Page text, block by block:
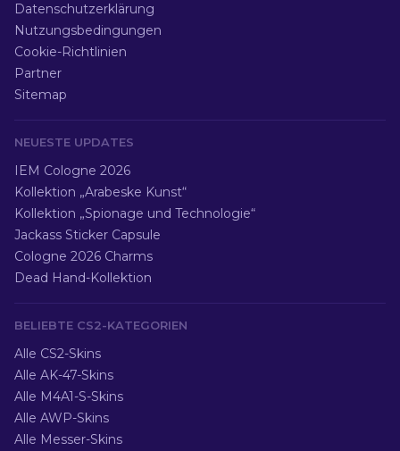
Datenschutzerklärung
Nutzungsbedingungen
Cookie-Richtlinien
Partner
Sitemap
NEUESTE UPDATES
IEM Cologne 2026
Kollektion „Arabeske Kunst“
Kollektion „Spionage und Technologie“
Jackass Sticker Capsule
Cologne 2026 Charms
Dead Hand-Kollektion
BELIEBTE CS2-KATEGORIEN
Alle CS2-Skins
Alle AK-47-Skins
Alle M4A1-S-Skins
Alle AWP-Skins
Alle Messer-Skins